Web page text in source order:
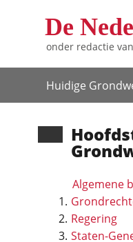
De
onder redactie
Huidige
Algemene
Regering
Staten-